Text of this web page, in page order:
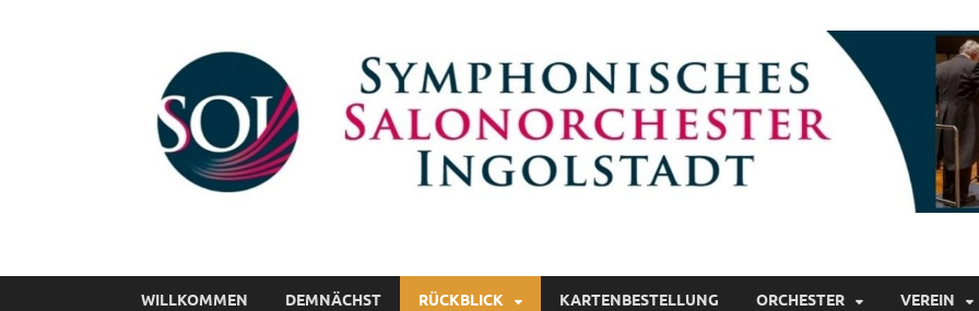
Symphonisches Salonorchester Ingolstadt
WILLKOMMEN DEMNÄCHST RÜCKBLICK KARTENBESTELLUNG ORCHESTER VEREIN